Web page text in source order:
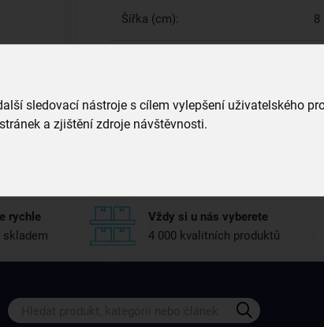
sledovací nástroje s cílem vylepšení uživatelského
a zjištění zdroje návštěvnosti.
Šířka (cm): 8
rychle
skladem
Vždy si u nás vyberete
4 000 kvalitních produktů
Přihlaste se k odběru našeho newsletteru.